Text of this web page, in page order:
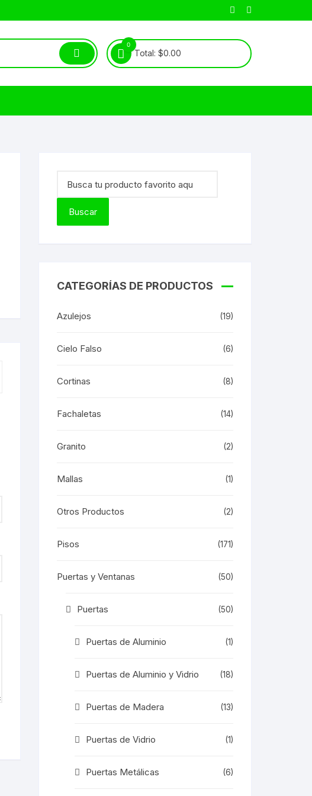
0
Total: $0.00
CATEGORÍAS DE PRODUCTOS
Azulejos (19)
Cielo Falso (6)
Cortinas (8)
Fachaletas (14)
Granito (2)
Mallas (1)
Otros Productos (2)
Pisos (171)
Puertas y Ventanas (50)
Puertas (50)
Puertas de Aluminio (1)
Puertas de Aluminio y Vidrio (18)
Puertas de Madera (13)
Puertas de Vidrio (1)
Puertas Metálicas (6)